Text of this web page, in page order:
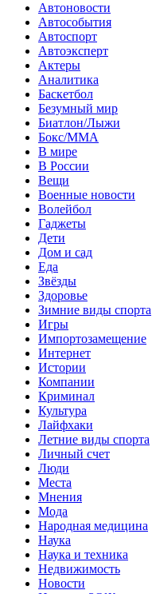
Автоновости
Автособытия
Автоспорт
Автоэксперт
Актеры
Аналитика
Баскетбол
Безумный мир
Биатлон/Лыжи
Бокс/MMA
В мире
В России
Вещи
Военные новости
Волейбол
Гаджеты
Дети
Дом и сад
Еда
Звёзды
Здоровье
Зимние виды спорта
Игры
Импортозамещение
Интернет
Истории
Компании
Криминал
Культура
Лайфхаки
Летние виды спорта
Личный счет
Люди
Места
Мнения
Мода
Народная медицина
Наука
Наука и техника
Недвижимость
Новости